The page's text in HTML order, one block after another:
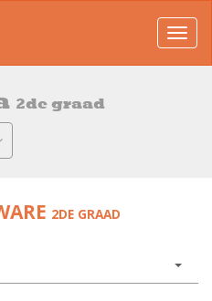
2de graad
2DE GRAAD